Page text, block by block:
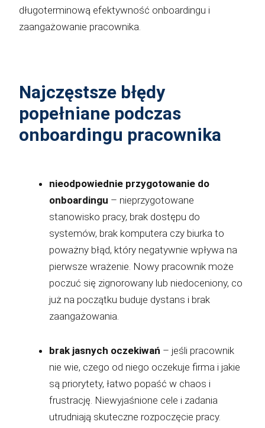
długoterminową efektywność onboardingu i
zaangażowanie pracownika.
Najczęstsze błędy
popełniane podczas
onboardingu pracownika
nieodpowiednie przygotowanie do
onboardingu – nieprzygotowane
stanowisko pracy, brak dostępu do
systemów, brak komputera czy biurka to
poważny błąd, który negatywnie wpływa na
pierwsze wrażenie. Nowy pracownik może
poczuć się zignorowany lub niedoceniony, co
już na początku buduje dystans i brak
zaangażowania.
brak jasnych oczekiwań – jeśli pracownik
nie wie, czego od niego oczekuje firma i jakie
są priorytety, łatwo popaść w chaos i
frustrację. Niewyjaśnione cele i zadania
utrudniają skuteczne rozpoczęcie pracy.